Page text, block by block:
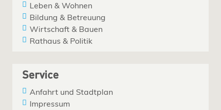
Leben & Wohnen
Bildung & Betreuung
Wirtschaft & Bauen
Rathaus & Politik
Service
Anfahrt und Stadtplan
Impressum